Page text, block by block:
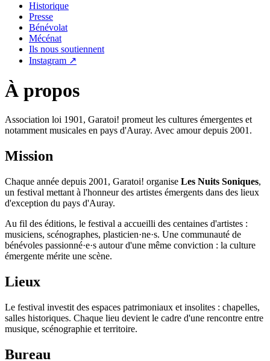
Historique
Presse
Bénévolat
Mécénat
Ils nous soutiennent
Instagram ↗
À propos
Association loi 1901, Garatoi! promeut les cultures émergentes et
notamment musicales en pays d'Auray. Avec amour depuis 2001.
Mission
Chaque année depuis 2001, Garatoi! organise Les Nuits Soniques,
un festival mettant à l'honneur des artistes émergents dans des lieux
d'exception du pays d'Auray.
Au fil des éditions, le festival a accueilli des centaines d'artistes :
musiciens, scénographes, plasticien·ne·s. Une communauté de
bénévoles passionné·e·s autour d'une même conviction : la culture
émergente mérite une scène.
Lieux
Le festival investit des espaces patrimoniaux et insolites : chapelles,
salles historiques. Chaque lieu devient le cadre d'une rencontre entre
musique, scénographie et territoire.
Bureau